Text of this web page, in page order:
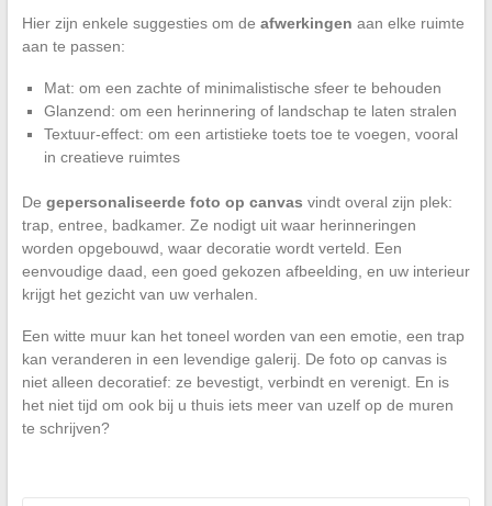
Hier zijn enkele suggesties om de afwerkingen aan elke ruimte
aan te passen:
Mat: om een zachte of minimalistische sfeer te behouden
Glanzend: om een herinnering of landschap te laten stralen
Textuur-effect: om een artistieke toets toe te voegen, vooral
in creatieve ruimtes
De gepersonaliseerde foto op canvas vindt overal zijn plek:
trap, entree, badkamer. Ze nodigt uit waar herinneringen
worden opgebouwd, waar decoratie wordt verteld. Een
eenvoudige daad, een goed gekozen afbeelding, en uw interieur
krijgt het gezicht van uw verhalen.
Een witte muur kan het toneel worden van een emotie, een trap
kan veranderen in een levendige galerij. De foto op canvas is
niet alleen decoratief: ze bevestigt, verbindt en verenigt. En is
het niet tijd om ook bij u thuis iets meer van uzelf op de muren
te schrijven?